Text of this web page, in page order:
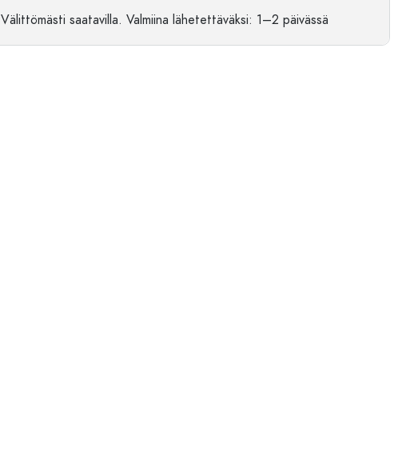
Esimerkillinen edustus
Välittömästi saatavilla. Valmiina lähetettäväksi: 1–2 päivässä